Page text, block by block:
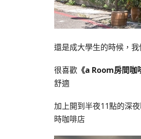
還是成大學生的時候，
很喜歡 《a Room房間咖
舒適
加上開到半夜11點的深
時咖啡店